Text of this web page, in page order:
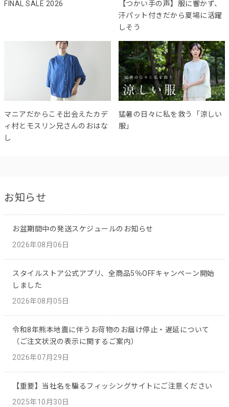
FINAL SALE 2026
【つかい手の声】服に響かず、
汗パット付きだから夏場に活躍
しそう
マニアだからこそ出会えたカデ
ィ村とモスリン兄さんのおはな
し
猛暑の日々に私を救う「涼しい
服」
お知らせ
お盆期間中の発送スケジュールのお知らせ
2026年08月06日
スタイルストア公式アプリ、全商品5％OFFキャンペーン開始
しました
2026年08月05日
令和8年熊本地震に伴うお荷物のお届け停止・遅延について
（ご注文状況の表示に関するご案内）
2026年07月29日
【重要】当社名を騙るフィッシングサイトにご注意ください
2025年10月30日